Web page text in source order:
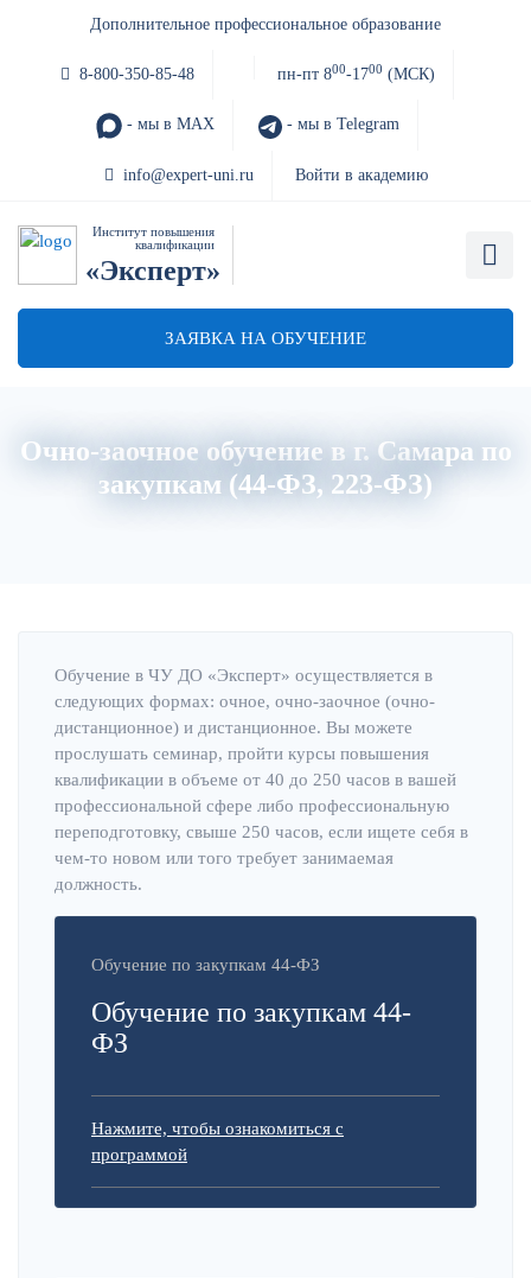
Дополнительное профессиональное образование
8-800-350-85-48 пн-пт 800-1700 (МСК)
- мы в MAX - мы в Telegram
info@expert-uni.ru Войти в академию
Институт повышения
квалификации
«Эксперт»
ЗАЯВКА НА ОБУЧЕНИЕ
Очно-заочное обучение в г. Самара по
закупкам (44-ФЗ, 223-ФЗ)
Обучение в ЧУ ДО «Эксперт» осуществляется в
следующих формах: очное, очно-заочное (очно-
дистанционное) и дистанционное. Вы можете
прослушать семинар, пройти курсы повышения
квалификации в объеме от 40 до 250 часов в вашей
профессиональной сфере либо профессиональную
переподготовку, свыше 250 часов, если ищете себя в
чем-то новом или того требует занимаемая
должность.
Обучение по закупкам 44-ФЗ
Обучение по закупкам 44-
ФЗ
Нажмите, чтобы ознакомиться с
программой